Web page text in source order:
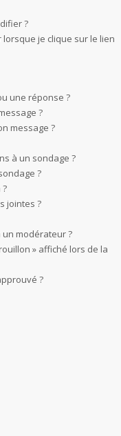
?
lorsque je clique sur le lien
une réponse ?
?
message ?
à un sondage ?
?
jointes ?
modérateur ?
» affiché lors de la
?